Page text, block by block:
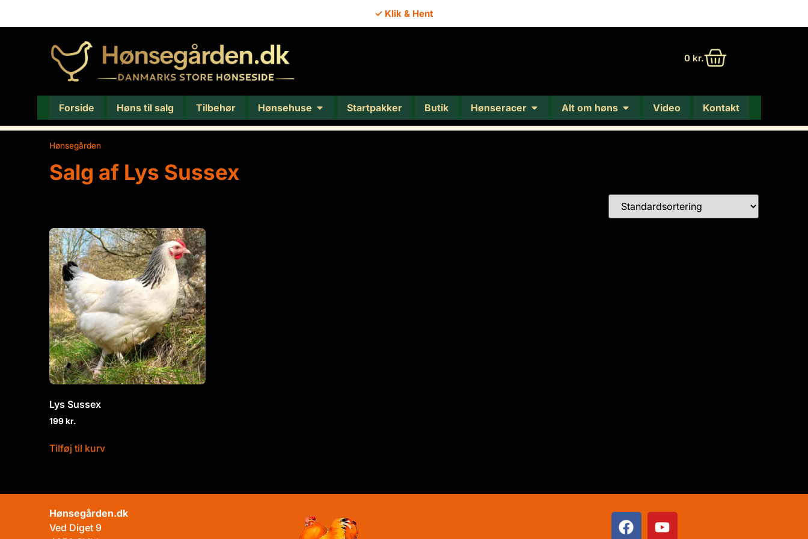
✓ Klik & Hent
0 kr.
Forside Høns til salg Tilbehør Hønsehuse Startpakker Butik Hønseracer Alt om høns Video Kontakt
Hønsegården
Salg af Lys Sussex
Lys Sussex
199kr.
Tilføj til kurv
Hønsegården.dk
Ved Diget 9